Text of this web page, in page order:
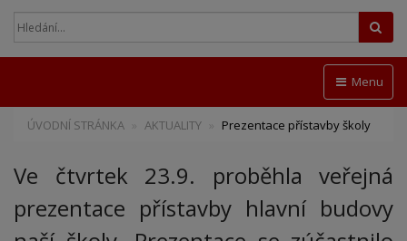
Menu
ÚVODNÍ STRÁNKA AKTUALITY Prezentace přístavby školy
Ve čtvrtek 23.9. proběhla veřejná
prezentace přístavby hlavní budovy